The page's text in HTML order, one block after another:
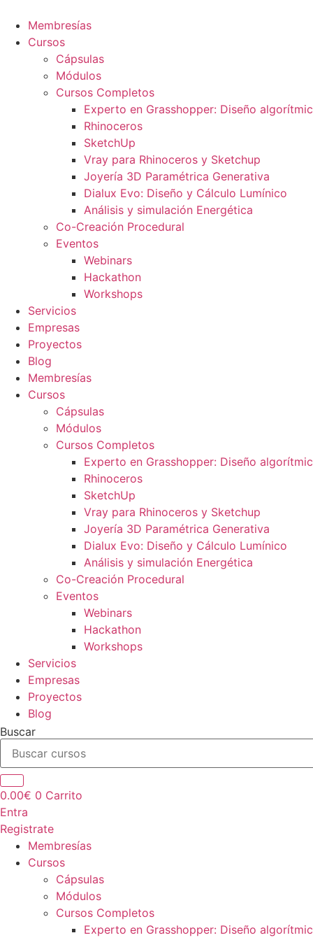
contenido
Membresías
Cursos
Cápsulas
Módulos
Cursos Completos
Experto en Grasshopper: Diseño
Rhinoceros
SketchUp
Vray para Rhinoceros y Sketchup
Joyería 3D Paramétrica Generativa
Dialux Evo: Diseño y Cálculo Lumínico
Análisis y simulación Energética​
Co-Creación Procedural
Eventos
Webinars
Hackathon
Workshops
Servicios
Empresas
Proyectos
Blog
Membresías
Cursos
Cápsulas
Módulos
Cursos Completos
Experto en Grasshopper: Diseño
Rhinoceros
SketchUp
Vray para Rhinoceros y Sketchup
Joyería 3D Paramétrica Generativa
Dialux Evo: Diseño y Cálculo Lumínico
Análisis y simulación Energética​
Co-Creación Procedural
Eventos
Webinars
Hackathon
Workshops
Servicios
Empresas
Proyectos
Blog
Buscar
0.00€ 0 Carrito
Entra
Registrate
Membresías
Cursos
Cápsulas
Módulos
Cursos Completos
Experto en Grasshopper: Diseño